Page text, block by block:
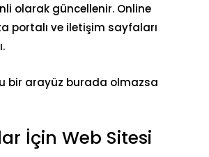
olarak güncellenir. Online
portalı ve iletişim sayfaları
bir arayüz burada olmazsa
İçin Web Sitesi